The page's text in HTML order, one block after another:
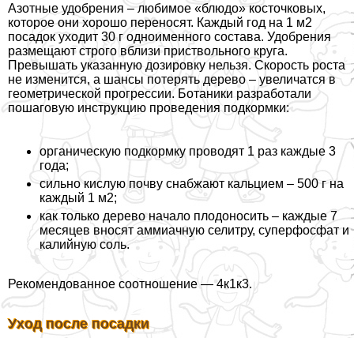
Азотные удобрения – любимое «блюдо» косточковых,
которое они хорошо переносят. Каждый год на 1 м2
посадок уходит 30 г одноименного состава. Удобрения
размещают строго вблизи приствольного круга.
Превышать указанную дозировку нельзя. Скорость роста
не изменится, а шансы потерять дерево – увеличатся в
геометрической прогрессии. Ботаники разработали
пошаговую инструкцию проведения подкормки:
органическую подкормку проводят 1 раз каждые 3
года;
сильно кислую почву снабжают кальцием – 500 г на
каждый 1 м2;
как только дерево начало плодоносить – каждые 7
месяцев вносят аммиачную селитру, суперфосфат и
калийную соль.
Рекомендованное соотношение — 4к1к3.
Уход после посадки